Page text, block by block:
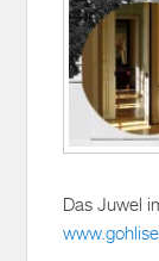
Das Juwel